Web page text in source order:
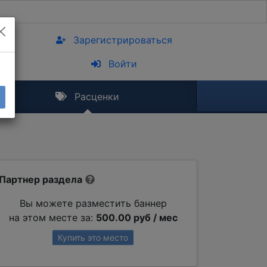
Зарегистрироваться
Войти
Расценки
Партнер раздела
Вы можете разместить баннер
на этом месте за: 500.00 руб / мес
Купить это место